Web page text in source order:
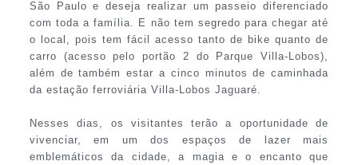
São Paulo e deseja realizar um passeio diferenciado
com toda a família. E não tem segredo para chegar até
o local, pois tem fácil acesso tanto de bike quanto de
carro (acesso pelo portão 2 do Parque Villa-Lobos),
além de também estar a cinco minutos de caminhada
da estação ferroviária Villa-Lobos Jaguaré.
Nesses dias, os visitantes terão a oportunidade de
vivenciar, em um dos espaços de lazer mais
emblemáticos da cidade, a magia e o encanto que